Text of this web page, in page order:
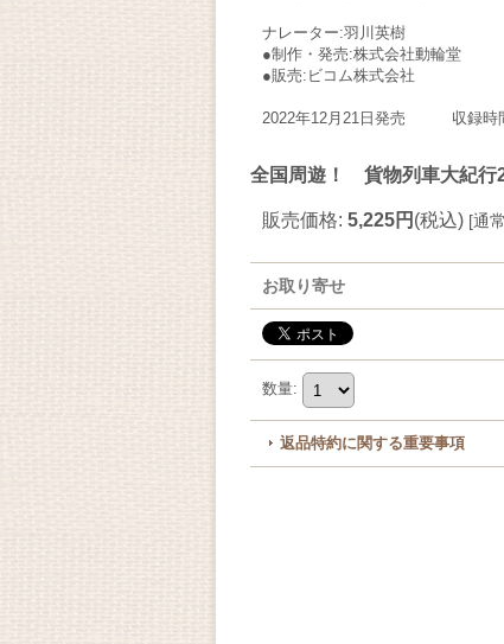
ナレーター:羽川英樹
●制作・発売:株式会社動輪堂
●販売:ビコム株式会社
2022年12月21日発売 収録時
全国周遊！ 貨物列車大紀
販売価格: 5,225円 (税込) [通
お取り寄せ
数量:
返品特約に関する重要事項